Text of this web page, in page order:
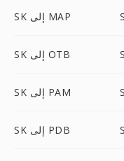
SK إلى MAP
SK إلى OTB
SK إلى PAM
SK إلى PDB